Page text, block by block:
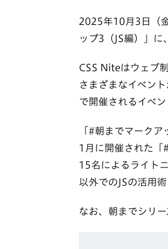
2025年10月3日（
ップ3（JS編）」
CSS Niteはウェブ
さまざまなイベン
で開催されるイベ
「#朝までマーク
1月に開催された「
15名によるライト
以外でのJSの活用
なお、朝までシリ